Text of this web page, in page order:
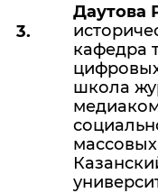
3.
Даутова
кафедра
школа